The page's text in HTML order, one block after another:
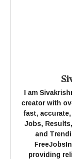
I am
creator with
fast,
Jobs,
and
providing